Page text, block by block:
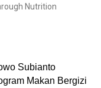
Nutrition
Subianto
Makan Bergizi